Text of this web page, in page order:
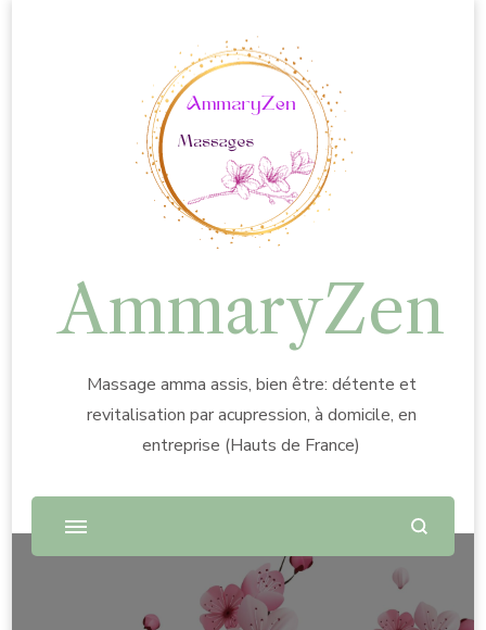
AmmaryZen
Massage amma assis, bien être: détente et
revitalisation par acupression, à domicile, en
entreprise (Hauts de France)